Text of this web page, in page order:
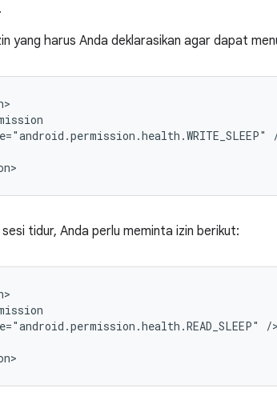
.
yang harus Anda deklarasikan agar dapat
tidur, Anda perlu meminta izin berikut:
/>